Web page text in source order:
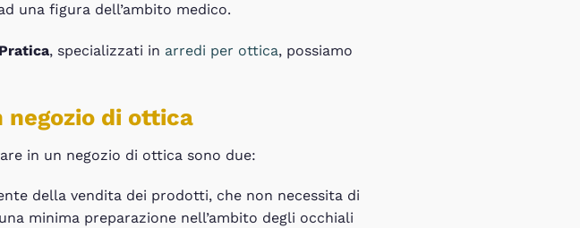
una figura dell’ambito medico.
, specializzati in arredi per ottica, possiamo
di ottica
in un negozio di ottica sono due:
della vendita dei prodotti, che non necessita di
minima preparazione nell’ambito degli occhiali